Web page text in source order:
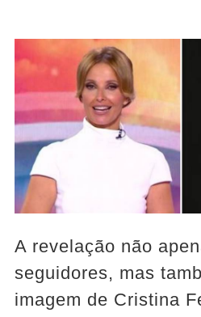
A revelação não
seguidores, mas
imagem de Cristina